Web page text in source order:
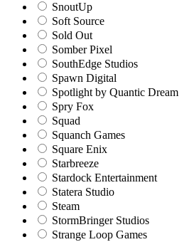
SnoutUp
Soft Source
Sold Out
Somber Pixel
SouthEdge Studios
Spawn Digital
Spotlight by Quantic Dream
Spry Fox
Squad
Squanch Games
Square Enix
Starbreeze
Stardock Entertainment
Statera Studio
Steam
StormBringer Studios
Strange Loop Games